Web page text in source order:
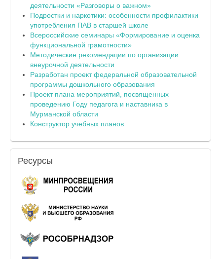
деятельности «Разговоры о важном»
Подростки и наркотики: особенности профилактики
употребления ПАВ в старшей школе
Всероссийские семинары «Формирование и оценка
функциональной грамотности»
Методические рекомендации по организации
внеурочной деятельности
Разработан проект федеральной образовательной
программы дошкольного образования
Проект плана мероприятий, посвященных
проведению Году педагога и наставника в
Мурманской области
Конструктор учебных планов
Ресурсы